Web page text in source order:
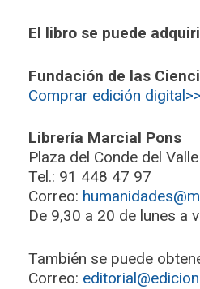
El libro se puede
Fundación de las
Comprar edición digital>>
Librería Marcial Pons
Plaza del Conde del
Tel.: 91 448 47 97
Correo:
De 9,30 a 20 de lunes a
También se puede
Correo: